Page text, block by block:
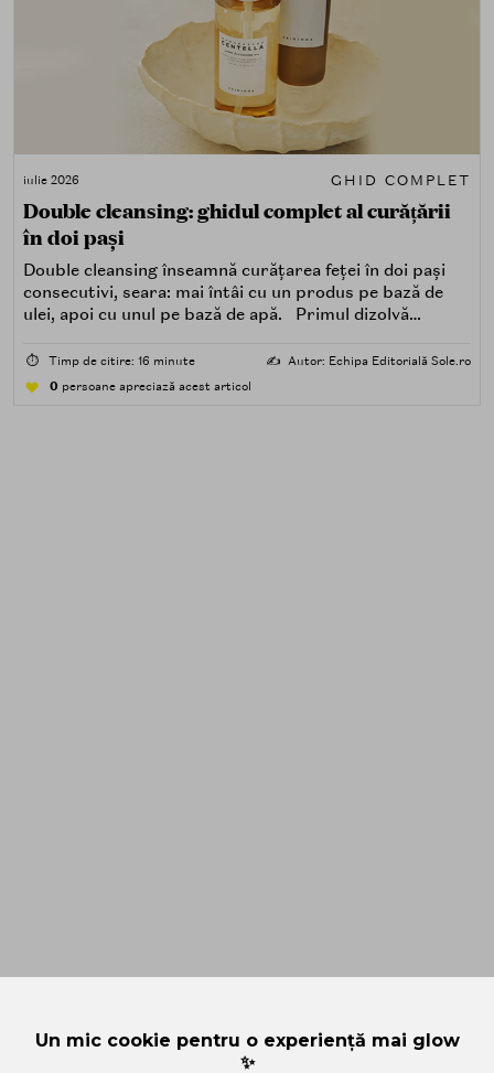
iulie 2026 GHID COMPLET
Double cleansing: ghidul complet al curățării
în doi pași
Double cleansing înseamnă curățarea feței în doi pași
consecutivi, seara: mai întâi cu un produs pe bază de
ulei, apoi cu unul pe bază de apă. Primul dizolvă
poluare. Al doilea îndepărtează impuritățile solubile în
⏱️ Timp de citire: 16 minute ✍️ Autor: Echipa Editorială Sole.ro
0 persoane apreciază acest articol
Un mic cookie pentru o experiență mai glow
✨